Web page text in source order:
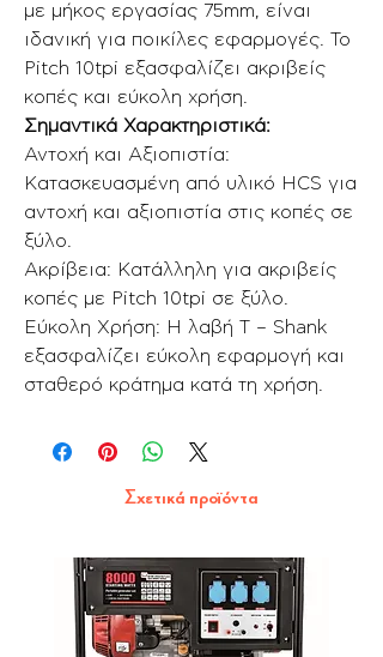
με μήκος εργασίας 75mm, είναι
ιδανική για ποικίλες εφαρμογές. Το
Pitch 10tpi εξασφαλίζει ακριβείς
κοπές και εύκολη χρήση.
Σημαντικά Χαρακτηριστικά:
Αντοχή και Αξιοπιστία:
Κατασκευασμένη από υλικό HCS για
αντοχή και αξιοπιστία στις κοπές σε
ξύλο.
Ακρίβεια: Κατάλληλη για ακριβείς
κοπές με Pitch 10tpi σε ξύλο.
Εύκολη Χρήση: Η λαβή T – Shank
εξασφαλίζει εύκολη εφαρμογή και
σταθερό κράτημα κατά τη χρήση.
Σχετικά προϊόντα